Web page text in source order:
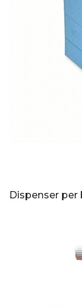
Dispenser per